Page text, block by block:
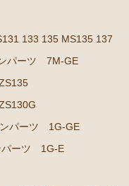
133 135 MS135 137
パーツ 7M-GE
パーツ 1G-GE
パーツ 1G-E